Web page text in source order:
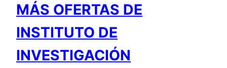
MÁS OFERTAS DE
INSTITUTO DE
INVESTIGACIÓN